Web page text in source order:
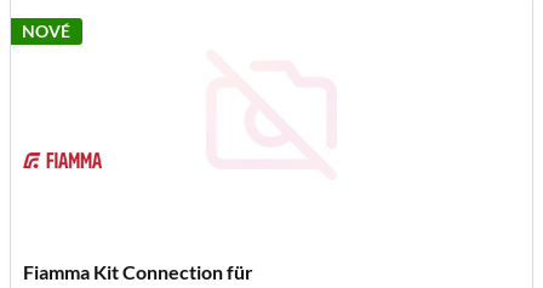
NOVÉ
Fiamma Kit Connection für